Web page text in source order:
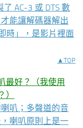
AC-3 或 DTS 數
能讓解碼器解出
時」，是影片裡面
▲TOP
最好？（我使用
叭；多聲道的音
喇叭原則上是一